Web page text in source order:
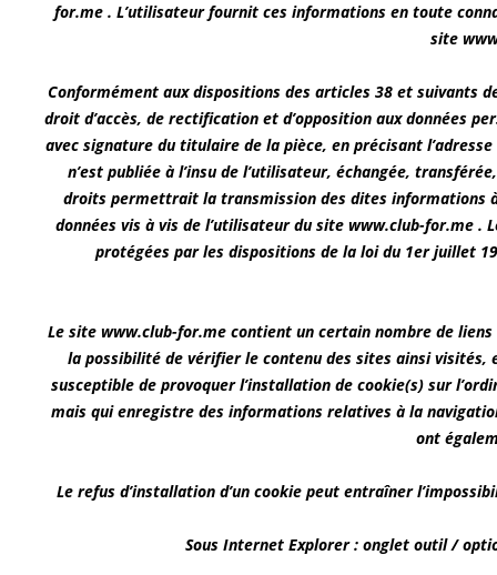
for.me . L’utilisateur fournit ces informations en toute
site
Conformément aux dispositions des articles 38 et suivants
droit d’accès, de rectification et d’opposition aux données
avec signature du titulaire de la pièce, en précisant
n’est publiée à l’insu de l’utilisateur, échangée,
droits permettrait la transmission des dites informations
données vis à vis de l’utilisateur du site www.club-for.me .
protégées par les dispositions de la loi du 1er juillet
Le site www.club-for.me contient un certain nombre de liens
la possibilité de vérifier le contenu des sites ainsi visités,
susceptible de provoquer l’installation de cookie(s) sur
mais qui enregistre des informations relatives à la
ont
Le refus d’installation d’un cookie peut entraîner
Sous Internet Explorer : onglet outil /